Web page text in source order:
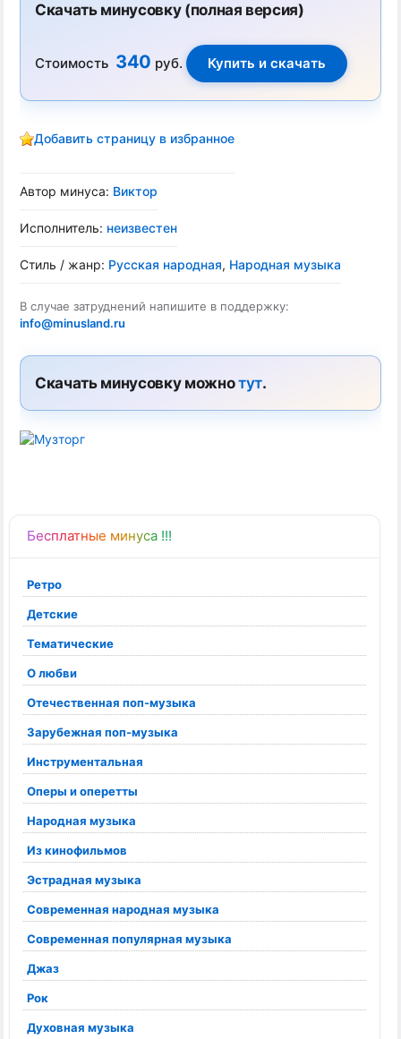
Бесплатные минуса !!!
Ретро
Детские
Тематические
О любви
Отечественная поп-музыка
Зарубежная поп-музыка
Инструментальная
Оперы и оперетты
Народная музыка
Из кинофильмов
Эстрадная музыка
Современная народная музыка
Современная популярная музыка
Джаз
Рок
Духовная музыка
Скачать минусовку (полная версия)
Стоимость 340 руб.
Добавить страницу в избранное
Автор минуса: Виктор
Исполнитель: неизвестен
Стиль / жанр: Русская народная, Народная музыка
В случае затруднений напишите в поддержку:
info@minusland.ru
Скачать минусовку можнотут.